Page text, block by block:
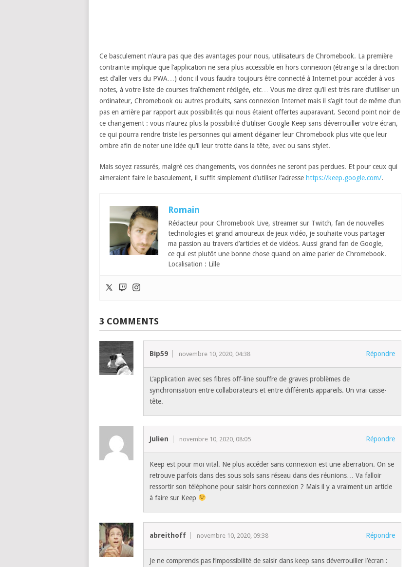
Ce basculement n’aura pas que des avantages pour nous, utilisateurs de Chromebook. La première
contrainte implique que l’application ne sera plus accessible en hors connexion (étrange si la direction
est d’aller vers du PWA…) donc il vous faudra toujours être connecté à Internet pour accéder à vos
notes, à votre liste de courses fraîchement rédigée, etc… Vous me direz qu’il est très rare d’utiliser un
ordinateur, Chromebook ou autres produits, sans connexion Internet mais il s’agit tout de même d’un
pas en arrière par rapport aux possibilités qui nous étaient offertes auparavant. Second point noir de
ce changement : vous n’aurez plus la possibilité d’utiliser Google Keep sans déverrouiller votre écran,
ce qui pourra rendre triste les personnes qui aiment dégainer leur Chromebook plus vite que leur
ombre afin de noter une idée qu’il leur trotte dans la tête, avec ou sans stylet.
Mais soyez rassurés, malgré ces changements, vos données ne seront pas perdues. Et pour ceux qui
aimeraient faire le basculement, il suffit simplement d’utiliser l’adresse https://keep.google.com/.
Romain
Rédacteur pour Chromebook Live, streamer sur Twitch, fan de nouvelles
technologies et grand amoureux de jeux vidéo, je souhaite vous partager
ma passion au travers d’articles et de vidéos. Aussi grand fan de Google,
ce qui est plutôt une bonne chose quand on aime parler de Chromebook.
Localisation : Lille
3 COMMENTS
Bip59 novembre 10, 2020, 04:38 Répondre
L’application avec ses fibres off-line souffre de graves problèmes de
synchronisation entre collaborateurs et entre différents appareils. Un vrai casse-
tête.
Julien novembre 10, 2020, 08:05 Répondre
Keep est pour moi vital. Ne plus accéder sans connexion est une aberration. On se
retrouve parfois dans des sous sols sans réseau dans des réunions… Va falloir
ressortir son téléphone pour saisir hors connexion ? Mais il y a vraiment un article
à faire sur Keep
abreithoff novembre 10, 2020, 09:38 Répondre
Je ne comprends pas l’impossibilité de saisir dans keep sans déverrouiller l’écran :